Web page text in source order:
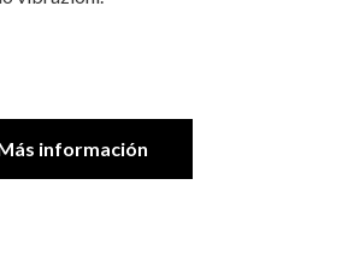
información